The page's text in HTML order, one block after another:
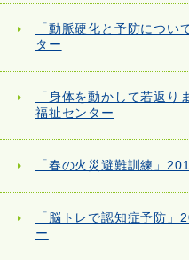
「動脈硬化と予防につ
ター
「身体を動かして若返
福祉センター
「春の火災避難訓練」
「脳トレで認知症予防
ー